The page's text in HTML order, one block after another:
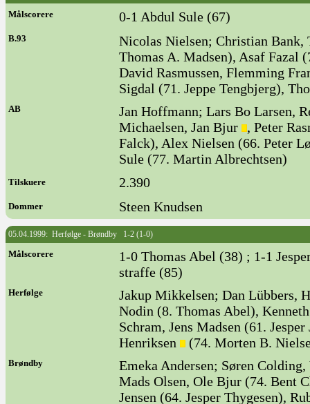
Målscorere 0-1 Abdul Sule (67)
B.93
Nicolas Nielsen; Christian Bank,
Thomas A. Madsen), Asaf
David Rasmussen, Flemming
Sigdal (71. Jeppe Tengbjerg),
AB
Jan Hoffmann; Lars Bo Larsen,
Michaelsen, Jan Bjur
, Peter
Falck), Alex Nielsen (66. Peter
Sule (77. Martin Albrechtsen)
Tilskuere 2.390
Dommer Steen Knudsen
05.04.1999: Herfølge - Brøndby 1-2 (1-0)
Målscorere
1-0 Thomas Abel (38) ; 1-1
straffe (85)
Herfølge
Jakup Mikkelsen; Dan Lübbers,
Nodin (8. Thomas Abel),
Schram, Jens Madsen (61.
Henriksen
(74. Morten B.
Brøndby
Emeka Andersen; Søren
Mads Olsen, Ole Bjur (74. Bent
Jensen (64. Jesper Thygesen),